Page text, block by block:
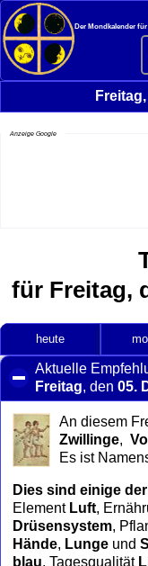
<
Anzeige Google
für Freitag,
heute
Aktuelle
Freitag, den05.
An diesem
Zwillinge,
Es ist
Dies sind einige
Element Luft,
Drüsensystem,
Hände, Lunge und
blau, Tagesqualität